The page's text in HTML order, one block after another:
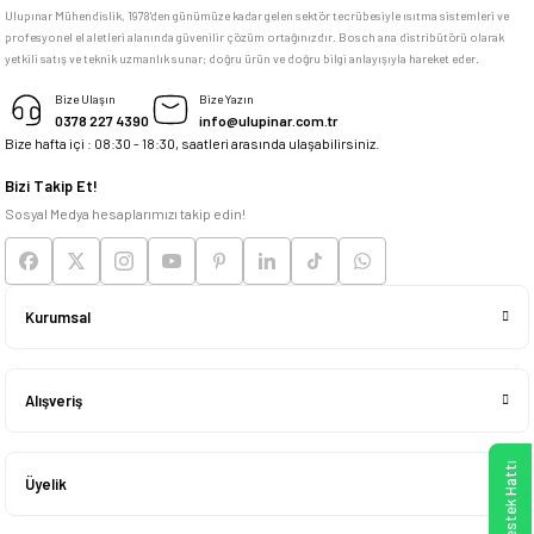
memnun kaldım
Deneyimini Paylaş
Ulupınar Mühendislik, 1978'den günümüze kadar gelen sektör tecrübesiyle ısıtma sistemleri ve
profesyonel el aletleri alanında güvenilir çözüm ortağınızdır. Bosch ana distribütörü olarak
yetkili satış ve teknik uzmanlık sunar; doğru ürün ve doğru bilgi anlayışıyla hareket eder.
Bize Ulaşın
0378 227 4390
Bize Yazın
info@ulupinar.com.tr
Bize hafta içi : 08:30 - 18:30, saatleri arasında ulaşabilirsiniz.
Bizi Takip Et!
Sosyal Medya hesaplarımızı takip edin!
Kurumsal
Alışveriş
Üyelik